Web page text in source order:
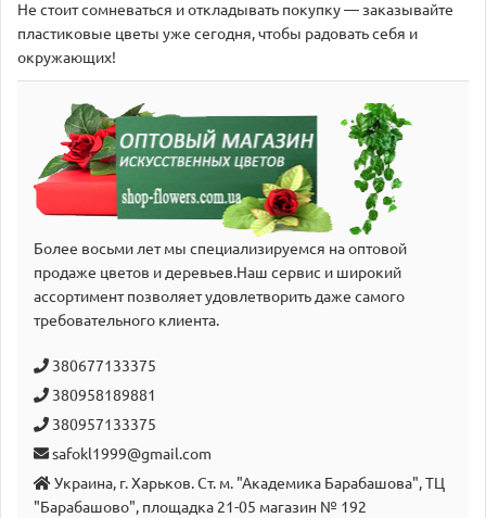
Не стоит сомневаться и откладывать покупку — заказывайте
пластиковые цветы уже сегодня, чтобы радовать себя и
окружающих!
Более восьми лет мы специализируемся на оптовой
продаже цветов и деревьев.Наш сервис и широкий
аcсортимент позволяет удовлетворить даже самого
требовательного клиента.
380677133375
380958189881
380957133375
safokl1999@gmail.com
Украина, г. Харьков. Ст. м. "Академика Барабашова", ТЦ
"Барабашово", площадка 21-05 магазин № 192